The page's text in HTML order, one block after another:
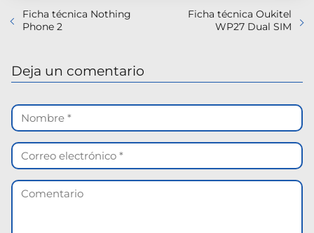
Ficha técnica Nothing
Phone 2
Ficha técnica Oukitel
WP27 Dual SIM
Deja un comentario